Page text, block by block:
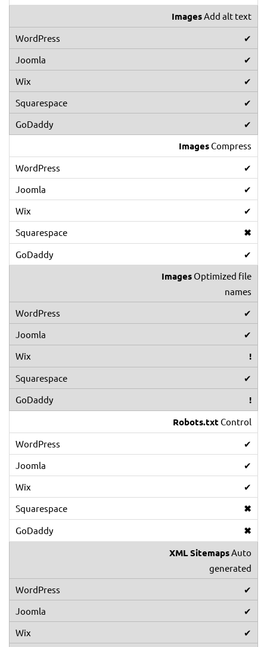
Images Add alt text
✔
✔
✔
✔
✔
ImagesCompress
✔
✔
✔
✖
✔
ImagesOptimized file
names
✔
✔
!
✔
!
Robots.txt Control
✔
✔
✔
✖
✖
XML Sitemaps Auto
generated
✔
✔
✔